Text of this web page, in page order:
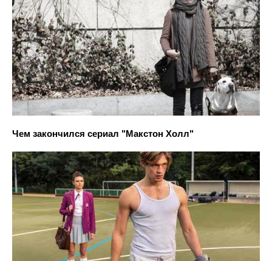
Чем закончился сериал "Макстон Холл"